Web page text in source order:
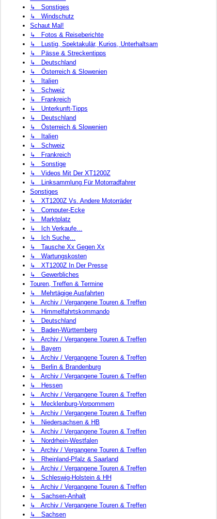
↳ Sonstiges
↳ Windschutz
Schaut Mal!
↳ Fotos & Reiseberichte
↳ Lustig, Spektakulär, Kurios, Unterhaltsam
↳ Pässe & Streckentipps
↳ Deutschland
↳ Österreich & Slowenien
↳ Italien
↳ Schweiz
↳ Frankreich
↳ Unterkunft-Tipps
↳ Deutschland
↳ Österreich & Slowenien
↳ Italien
↳ Schweiz
↳ Frankreich
↳ Sonstige
↳ Videos Mit Der XT1200Z
↳ Linksammlung Für Motorradfahrer
Sonstiges
↳ XT1200Z Vs. Andere Motorräder
↳ Computer-Ecke
↳ Marktplatz
↳ Ich Verkaufe...
↳ Ich Suche...
↳ Tausche Xx Gegen Xx
↳ Wartungskosten
↳ XT1200Z In Der Presse
↳ Gewerbliches
Touren, Treffen & Termine
↳ Mehrtägige Ausfahrten
↳ Archiv / Vergangene Touren & Treffen
↳ Himmelfahrtskommando
↳ Deutschland
↳ Baden-Württemberg
↳ Archiv / Vergangene Touren & Treffen
↳ Bayern
↳ Archiv / Vergangene Touren & Treffen
↳ Berlin & Brandenburg
↳ Archiv / Vergangene Touren & Treffen
↳ Hessen
↳ Archiv / Vergangene Touren & Treffen
↳ Mecklenburg-Vorpommern
↳ Archiv / Vergangene Touren & Treffen
↳ Niedersachsen & HB
↳ Archiv / Vergangene Touren & Treffen
↳ Nordrhein-Westfalen
↳ Archiv / Vergangene Touren & Treffen
↳ Rheinland-Pfalz & Saarland
↳ Archiv / Vergangene Touren & Treffen
↳ Schleswig-Holstein & HH
↳ Archiv / Vergangene Touren & Treffen
↳ Sachsen-Anhalt
↳ Archiv / Vergangene Touren & Treffen
↳ Sachsen